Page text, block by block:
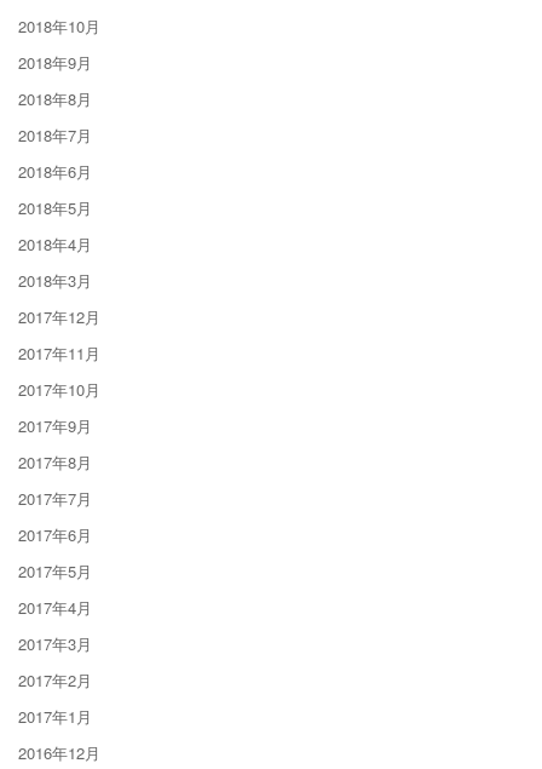
2018年10月
2018年9月
2018年8月
2018年7月
2018年6月
2018年5月
2018年4月
2018年3月
2017年12月
2017年11月
2017年10月
2017年9月
2017年8月
2017年7月
2017年6月
2017年5月
2017年4月
2017年3月
2017年2月
2017年1月
2016年12月